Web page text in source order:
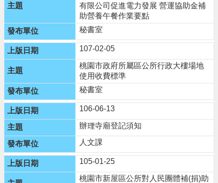
放
告
網
站
安
全
政
策
有限公司促進電力發展 營運協助金補
助營養午餐作業要點
秘書室
107-02-05
桃園市政府所屬區公所行政大樓場地
使用收費標準
秘書室
106-06-13
辦理寺廟登記須知
人文課
105-01-25
桃園市新屋區公所對人民團體補(捐)助